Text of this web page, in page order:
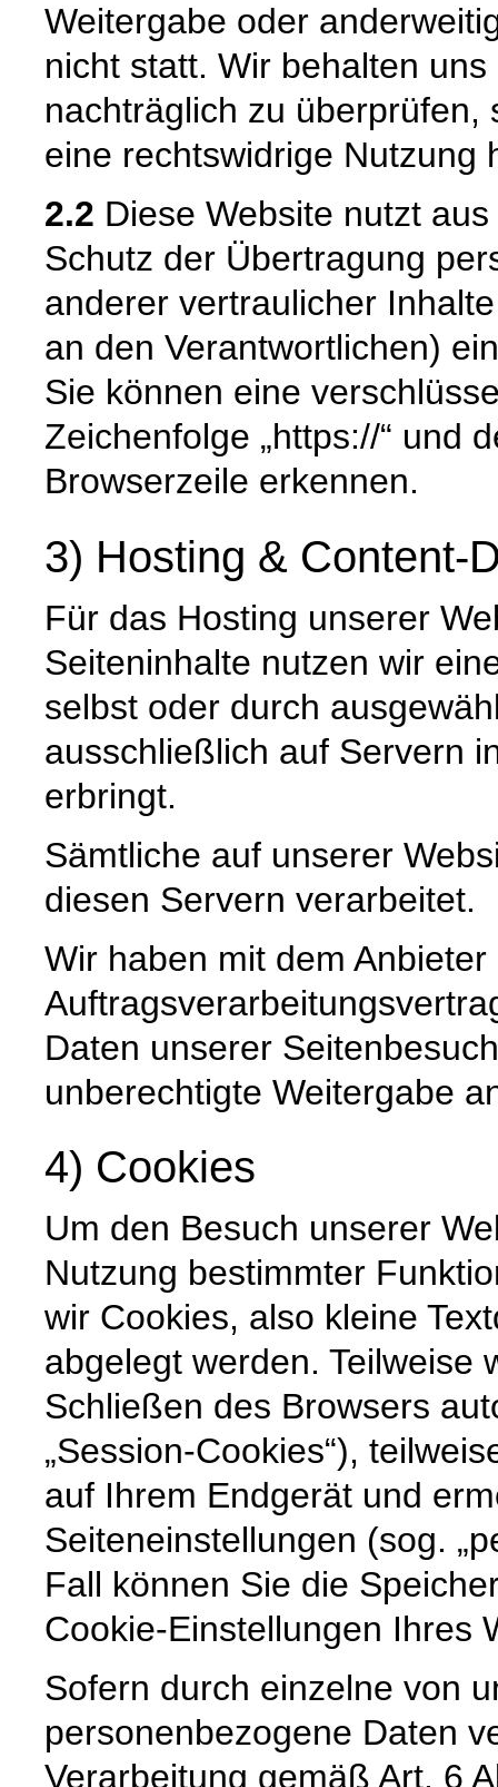
Weitergabe oder
nicht statt. Wir behalten
nachträglich zu überprüfen,
eine rechtswidrige Nutzung
2.2 Diese Website nutzt
Schutz der Übertragung
anderer vertraulicher
an den Verantwortlichen)
Sie können eine
Zeichenfolge „https://“ und
Browserzeile erkennen.
3) Hosting & Content-
Für das Hosting unserer
Seiteninhalte nutzen wir
selbst oder durch
ausschließlich auf Servern
erbringt.
Sämtliche auf unserer
diesen Servern verarbeitet.
Wir haben mit dem Anbieter
Daten unserer
unberechtigte Weitergabe
4) Cookies
Um den Besuch unserer
Nutzung bestimmter
wir Cookies, also kleine
abgelegt werden. Teilweise
Schließen des Browsers
„Session-Cookies“),
auf Ihrem Endgerät und
Seiteneinstellungen (sog.
Fall können Sie die
Cookie-Einstellungen Ihres
Sofern durch einzelne von
personenbezogene Daten
Verarbeitung gemäß Art. 6